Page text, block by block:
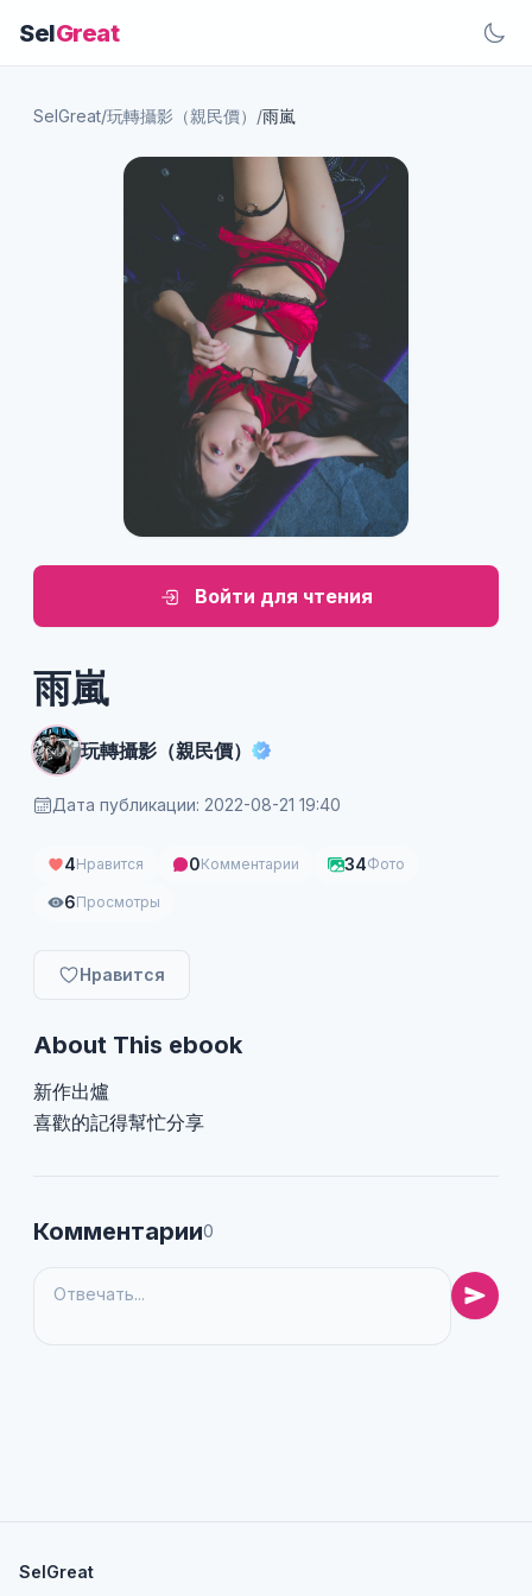
SelGreat
SelGreat/玩轉攝影（親民價） /雨嵐
Войти для чтения
雨嵐
玩轉攝影（親民價）
Дата публикации: 2022-08-21 19:40
4Нравится 0Комментарии 34Фото
6Просмотры
Нравится
About This ebook
新作出爐
喜歡的記得幫忙分享
Комментарии0
SelGreat